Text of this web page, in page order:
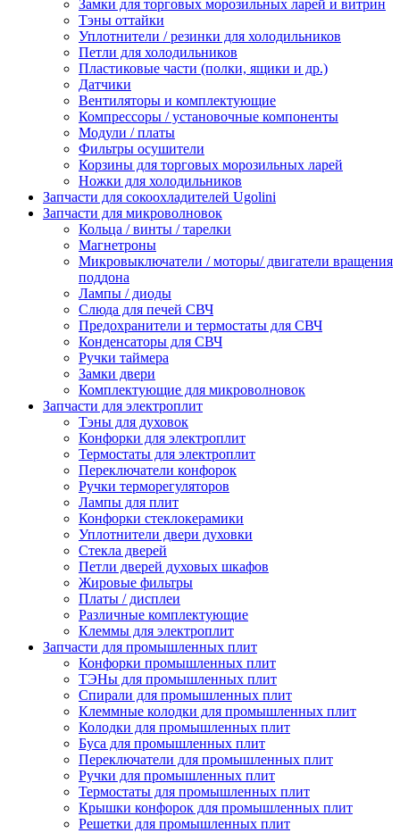
Замки для торговых морозильных ларей и витрин
Тэны оттайки
Уплотнители / резинки для холодильников
Петли для холодильников
Пластиковые части (полки, ящики и др.)
Датчики
Вентиляторы и комплектующие
Компрессоры / установочные компоненты
Модули / платы
Фильтры осушители
Корзины для торговых морозильных ларей
Ножки для холодильников
Запчасти для сокоохладителей Ugolini
Запчасти для микроволновок
Кольца / винты / тарелки
Магнетроны
Микровыключатели / моторы/ двигатели вращения
поддона
Лампы / диоды
Слюда для печей СВЧ
Предохранители и термостаты для СВЧ
Конденсаторы для СВЧ
Ручки таймера
Замки двери
Комплектующие для микроволновок
Запчасти для электроплит
Тэны для духовок
Конфорки для электроплит
Термостаты для электроплит
Переключатели конфорок
Ручки терморегуляторов
Лампы для плит
Конфорки стеклокерамики
Уплотнители двери духовки
Стекла дверей
Петли дверей духовых шкафов
Жировые фильтры
Платы / дисплеи
Различные комплектующие
Клеммы для электроплит
Запчасти для промышленных плит
Конфорки промышленных плит
ТЭНы для промышленных плит
Спирали для промышленных плит
Клеммные колодки для промышленных плит
Колодки для промышленных плит
Буса для промышленных плит
Переключатели для промышленных плит
Ручки для промышленных плит
Термостаты для промышленных плит
Крышки конфорок для промышленных плит
Решетки для промышленных плит